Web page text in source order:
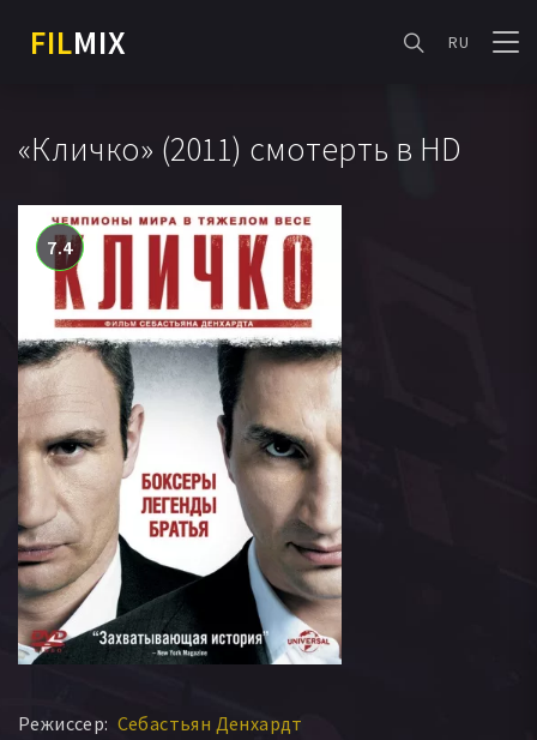
FILMIX RU
«Кличко» (2011) смотерть в HD
7.4
Режиссер: Себастьян Денхардт